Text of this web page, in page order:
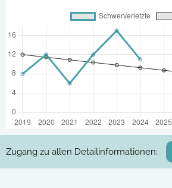
Zugang zu allen Detailinformationen: